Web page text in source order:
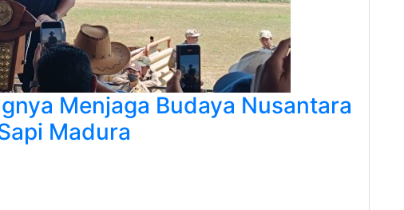
Menjaga Budaya Nusantara
Madura